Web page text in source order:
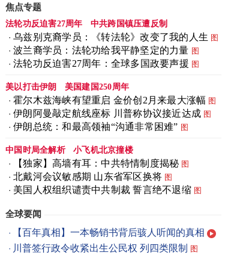
焦点专题
法轮功反迫害27周年 中共跨国镇压遭反制
乌兹别克裔学员：《转法轮》改变了我的人生 图
波兰裔学员：法轮功给我平静坚定的力量 图
法轮功反迫害27周年：全球多国政要声援 图
美以打击伊朗 美国建国250周年
霍尔木兹海峡有望重启 金价创2月来最大涨幅 图
伊朗阿曼敲定航线座标 川普称协议接近达成 图
伊朗总统：和最高领袖“沟通非常困难” 图
中国时局全解析 小飞机北京撞楼
【独家】高墙有耳：中共特情制度揭秘 图
北戴河会议敏感期 山东省军区换将 图
美国人权组织谴责中共制裁 誓言绝不退缩 图
全球要闻
【百年真相】一本畅销书背后骇人听闻的真相
川普签行政令收紧出生公民权 列四类限制
图